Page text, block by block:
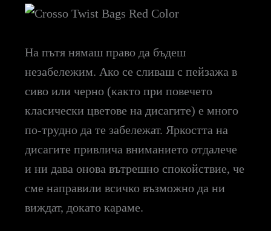
На пътя нямаш право да бъдеш
незабележим. Ако се сливаш с пейзажа в
сиво или черно (както при повечето
класически цветове на дисагите) е много
по-трудно да те забележат. Яркостта на
дисагите привлича вниманието отдалече
и ни дава онова вътрешно спокойствие, че
сме направили всичко възможно да ни
виждат, докато караме.